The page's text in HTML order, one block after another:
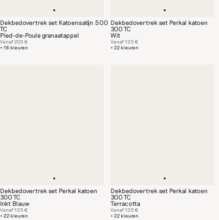
Dekbedovertrek set Katoensatijn 500
TC
Pied-de-Poule granaatappel
+ 18 kleuren
Vanaf 203 €
Dekbedovertrek set Perkal katoen
300 TC
Wit
+ 22 kleuren
Vanaf135 €
Dekbedovertrek set Perkal katoen
300 TC
Inkt Blauw
+ 22 kleuren
Vanaf135 €
Dekbedovertrek set Perkal katoen
300 TC
Terracotta
+ 22 kleuren
Vanaf135 €